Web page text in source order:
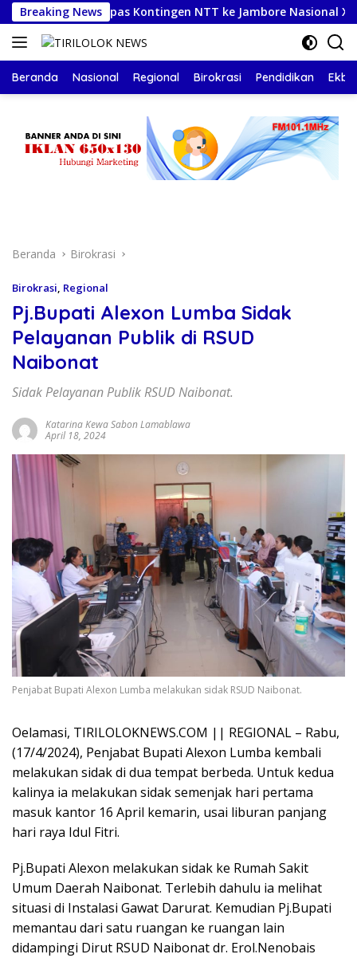
Langsung
ke
konten
Breaking News
Lepas Kontingen NTT ke Jambore Nasional XII,
Beranda Nasional Regional Birokrasi Pendidikan Ekbis
Beranda Birokrasi
Birokrasi, Regional
Pj.Bupati Alexon Lumba Sidak
Pelayanan Publik di RSUD
Naibonat
Sidak Pelayanan Publik RSUD Naibonat.
Katarina Kewa Sabon Lamablawa
April 18, 2024
Penjabat Bupati Alexon Lumba melakukan sidak RSUD Naibonat.
Oelamasi, TIRILOLOKNEWS.COM || REGIONAL – Rabu,
(17/4/2024), Penjabat Bupati Alexon Lumba kembali
melakukan sidak di dua tempat berbeda. Untuk kedua
kalinya ia melakukan sidak semenjak hari pertama
masuk kantor 16 April kemarin, usai liburan panjang
hari raya Idul Fitri.
Pj.Bupati Alexon melakukan sidak ke Rumah Sakit
Umum Daerah Naibonat. Terlebih dahulu ia melihat
situasi di Instalasi Gawat Darurat. Kemudian Pj.Bupati
memantau dari satu ruangan ke ruangan lain
didampingi Dirut RSUD Naibonat dr. Erol.Nenobais